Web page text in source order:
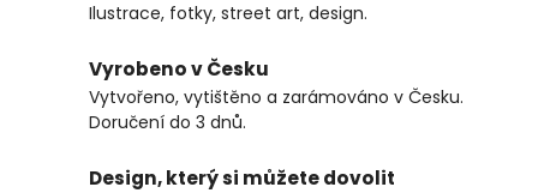
Ilustrace, fotky, street art, design.
Vyrobeno v Česku
Vytvořeno, vytištěno a zarámováno v Česku.
Doručení do 3 dnů.
Design, který si můžete dovolit